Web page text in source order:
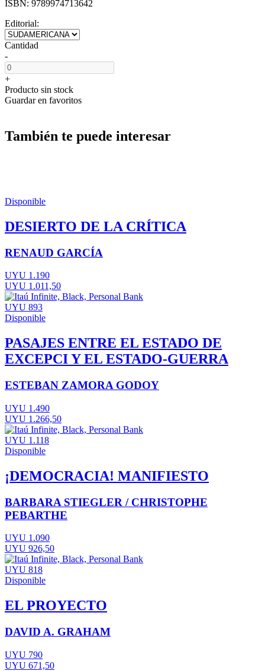
ISBN: 9789974713642
Editorial:
Cantidad
-
+
Producto sin stock
Guardar en favoritos
También te puede interesar
Disponible
DESIERTO DE LA CRÍTICA
RENAUD GARCÍA
UYU 1.190
UYU 1.011,50
UYU 893
Disponible
PASAJES ENTRE EL ESTADO DE
EXCEPCI Y EL ESTADO-GUERRA
ESTEBAN ZAMORA GODOY
UYU 1.490
UYU 1.266,50
UYU 1.118
Disponible
¡DEMOCRACIA! MANIFIESTO
BARBARA STIEGLER / CHRISTOPHE
PEBARTHE
UYU 1.090
UYU 926,50
UYU 818
Disponible
EL PROYECTO
DAVID A. GRAHAM
UYU 790
UYU 671,50